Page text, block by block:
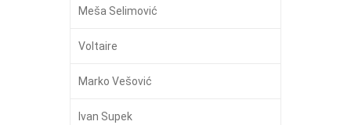
Meša Selimović
Voltaire
Marko Vešović
Ivan Supek